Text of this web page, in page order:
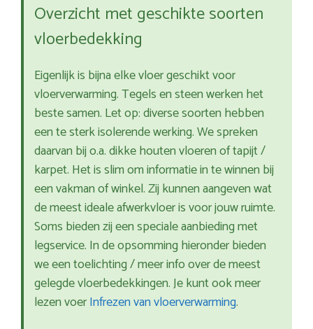
Overzicht met geschikte soorten
vloerbedekking
Eigenlijk is bijna elke vloer geschikt voor
vloerverwarming. Tegels en steen werken het
beste samen. Let op: diverse soorten hebben
een te sterk isolerende werking. We spreken
daarvan bij o.a. dikke houten vloeren of tapijt /
karpet. Het is slim om informatie in te winnen bij
een vakman of winkel. Zij kunnen aangeven wat
de meest ideale afwerkvloer is voor jouw ruimte.
Soms bieden zij een speciale aanbieding met
legservice. In de opsomming hieronder bieden
we een toelichting / meer info over de meest
gelegde vloerbedekkingen. Je kunt ook meer
lezen voerInfrezen van vloerverwarming.